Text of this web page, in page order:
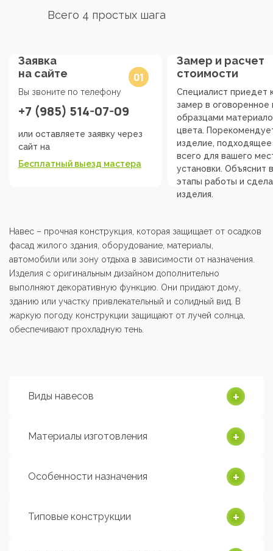
Всего 4 простых шага
01
Заявка
на сайте
Вы звоните по телефону
+7 (985) 514-07-09
или оставляете заявку через
сайт на
Бесплатный выезд мастера
Замер и расчет
стоимости
Специалист приедет
замер в оговоренное
образцами
цвета.
изделие,
всего для вашего
установки. Объяснит
этапы работы и
изделия.
Навес – прочная конструкция, которая защищает от осадков
фасад жилого здания, оборудование, материалы,
автомобили или зону отдыха в зависимости от назначения.
Изделия с оригинальным дизайном дополнительно
выполняют декоративную функцию. Они придают дому,
зданию или участку привлекательный и солидный вид. В
жаркую погоду конструкции защищают от лучей солнца,
обеспечивают прохладную тень.
Виды навесов
Материалы изготовления
Особенности назначения
Типовые конструкции